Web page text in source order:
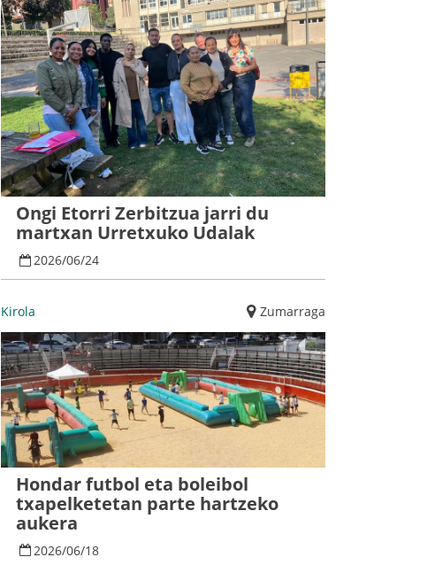
Ongi Etorri Zerbitzua jarri du
martxan Urretxuko Udalak
2026/06/24
Kirola Zumarraga
Hondar futbol eta boleibol
txapelketetan parte hartzeko
aukera
2026/06/18